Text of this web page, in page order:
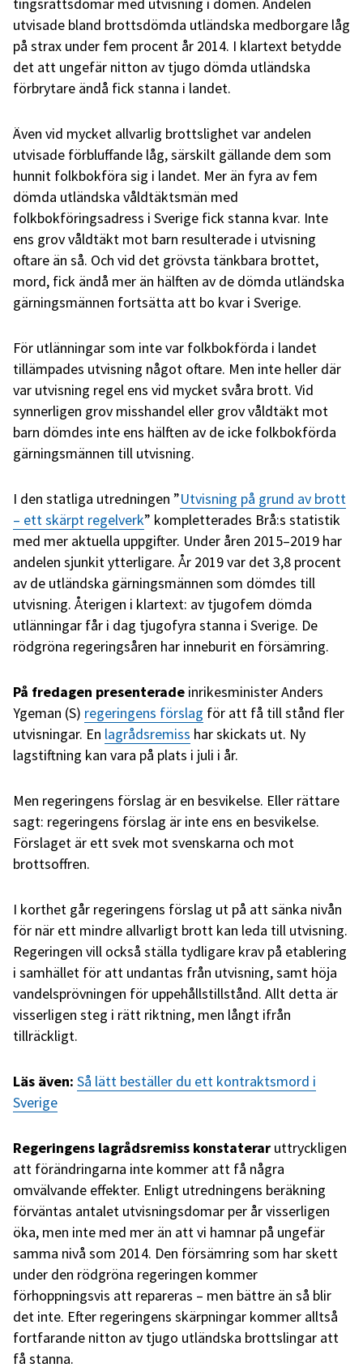
utvisade bland brottsdömda utländska medborgare låg
på strax under fem procent år 2014. I klartext betydde
det att ungefär nitton av tjugo dömda utländska
förbrytare ändå fick stanna i landet.
Även vid mycket allvarlig brottslighet var andelen
utvisade förbluffande låg, särskilt gällande dem som
hunnit folkbokföra sig i landet. Mer än fyra av fem
dömda utländska våldtäktsmän med
folkbokföringsadress i Sverige fick stanna kvar. Inte
ens grov våldtäkt mot barn resulterade i utvisning
oftare än så. Och vid det grövsta tänkbara brottet,
mord, fick ändå mer än hälften av de dömda utländska
gärningsmännen fortsätta att bo kvar i Sverige.
För utlänningar som inte var folkbokförda i landet
tillämpades utvisning något oftare. Men inte heller där
var utvisning regel ens vid mycket svåra brott. Vid
synnerligen grov misshandel eller grov våldtäkt mot
barn dömdes inte ens hälften av de icke folkbokförda
gärningsmännen till utvisning.
I den statliga utredningen ”Utvisning på grund av brott
– ett skärpt regelverk” kompletterades Brå:s statistik
med mer aktuella uppgifter. Under åren 2015–2019 har
andelen sjunkit ytterligare. År 2019 var det 3,8 procent
av de utländska gärningsmännen som dömdes till
utvisning. Återigen i klartext: av tjugofem dömda
utlänningar får i dag tjugofyra stanna i Sverige. De
rödgröna regeringsåren har inneburit en försämring.
På fredagen presenterade inrikesminister Anders
Ygeman (S) regeringens förslag för att få till stånd fler
utvisningar. En lagrådsremiss har skickats ut. Ny
lagstiftning kan vara på plats i juli i år.
Men regeringens förslag är en besvikelse. Eller rättare
sagt: regeringens förslag är inte ens en besvikelse.
Förslaget är ett svek mot svenskarna och mot
brottsoffren.
I korthet går regeringens förslag ut på att sänka nivån
för när ett mindre allvarligt brott kan leda till utvisning.
Regeringen vill också ställa tydligare krav på etablering
i samhället för att undantas från utvisning, samt höja
vandelsprövningen för uppehållstillstånd. Allt detta är
visserligen steg i rätt riktning, men långt ifrån
tillräckligt.
Läs även: Så lätt beställer du ett kontraktsmord i
Sverige
Regeringens lagrådsremiss konstaterar uttryckligen
att förändringarna inte kommer att få några
omvälvande effekter. Enligt utredningens beräkning
förväntas antalet utvisningsdomar per år visserligen
öka, men inte med mer än att vi hamnar på ungefär
samma nivå som 2014. Den försämring som har skett
under den rödgröna regeringen kommer
förhoppningsvis att repareras – men bättre än så blir
det inte. Efter regeringens skärpningar kommer alltså
fortfarande nitton av tjugo utländska brottslingar att
få stanna.